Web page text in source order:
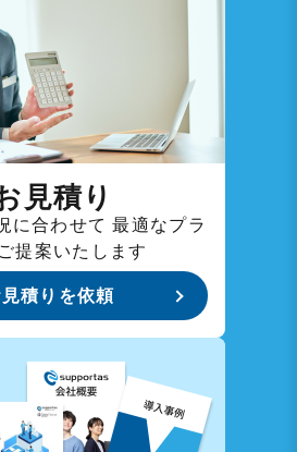
見積り
に合わせて 最適なプラ
提案いたします
積りを依頼